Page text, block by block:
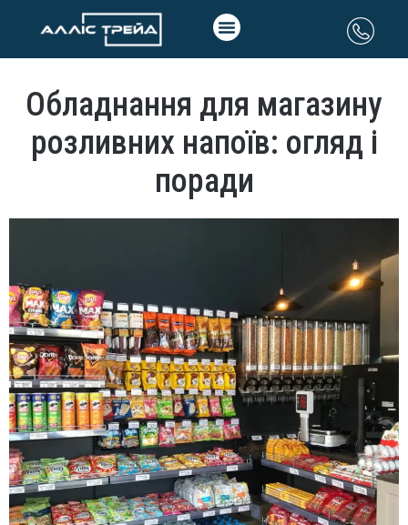
Обладнання для магазину
розливних напоїв: огляд і
поради